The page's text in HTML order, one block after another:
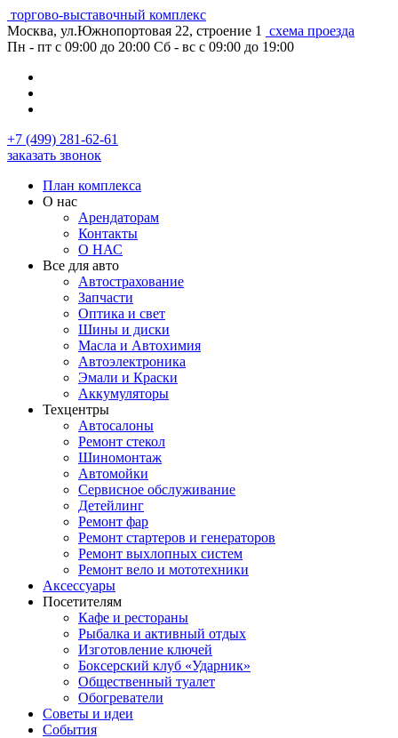
торгово-выставочный комплекс
Москва, ул.Южнопортовая 22, строение 1
схема проезда
Пн - пт с 09:00 до 20:00 Сб - вс с 09:00 до 19:00
+7 (499) 281-62-61
заказать звонок
План комплекса
О нас
Арендаторам
Контакты
О НАС
Все для авто
Автострахование
Запчасти
Оптика и свет
Шины и диски
Масла и Автохимия
Автоэлектроника
Эмали и Краски
Аккумуляторы
Техцентры
Автосалоны
Ремонт стекол
Шиномонтаж
Автомойки
Сервисное обслуживание
Детейлинг
Ремонт фар
Ремонт стартеров и генераторов
Ремонт выхлопных систем
Ремонт вело и мототехники
Аксессуары
Посетителям
Кафе и рестораны
Рыбалка и активный отдых
Изготовление ключей
Боксерский клуб «Ударник»
Общественный туалет
Обогреватели
Советы и идеи
События